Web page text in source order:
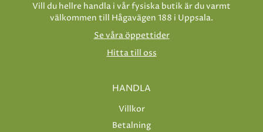
Vill du hellre handla i vår fysiska butik är du varmt
välkommen till Hågavägen 188 i Uppsala.
Se våra öppettider
Hitta till oss
HANDLA
Villkor
Betalning